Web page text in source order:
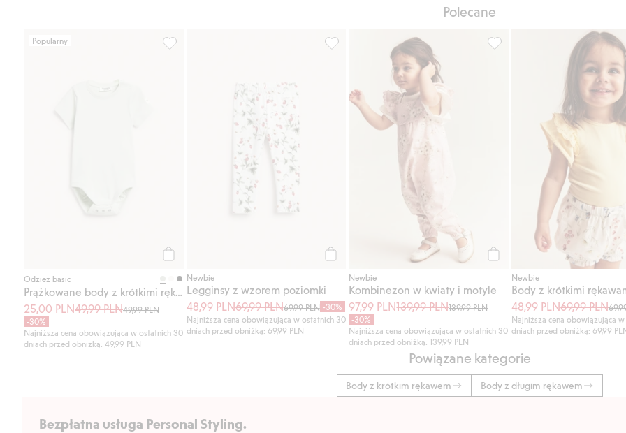
Polecane
Popularny
Odzież basic
Prążkowane body z krótkimi rękawami
25,00 PLN49,99 PLN49,99 PLN
-30%
Najniższa cena obowiązująca w ostatnich 30
dniach przed obniżką: 49,99 PLN
Prążkowane body z krótkimi rękawami, Dodaj do listy ulubione
Newbie
Legginsy z wzorem poziomki
48,99 PLN69,99 PLN69,99 PLN -30%
Najniższa cena obowiązująca w ostatnich 30
dniach przed obniżką: 69,99 PLN
Legginsy z wzorem poziomki, Dodaj do listy ulubione
Newbie
Kombinezon w kwiaty i motyle
97,99 PLN139,99 PLN139,99 PLN
-30%
Najniższa cena obowiązująca w ostatnich 30
dniach przed obniżką: 139,99 PLN
Kombinezon w kwiaty i
Newbie
48,99 PLN69,99 PLN
Najniższa cena obowiązująca
dniach przed obniżką: 69,99
Powiązane kategorie
Body z krótkim rękawem Body z długim rękawem
Bezpłatna usługa Personal Styling.